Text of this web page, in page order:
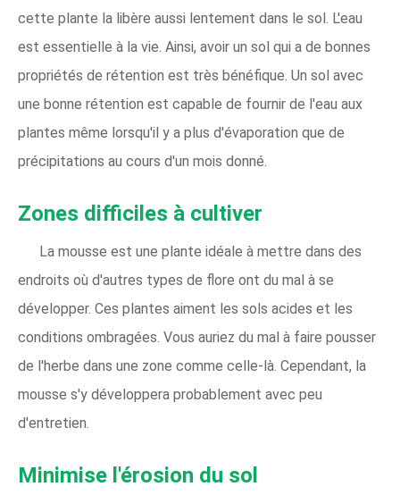
cette plante la libère aussi lentement dans le sol. L'eau
est essentielle à la vie. Ainsi, avoir un sol qui a de bonnes
propriétés de rétention est très bénéfique. Un sol avec
une bonne rétention est capable de fournir de l'eau aux
plantes même lorsqu'il y a plus d'évaporation que de
précipitations au cours d'un mois donné.
Zones difficiles à cultiver
La mousse est une plante idéale à mettre dans des
endroits où d'autres types de flore ont du mal à se
développer. Ces plantes aiment les sols acides et les
conditions ombragées. Vous auriez du mal à faire pousser
de l'herbe dans une zone comme celle-là. Cependant, la
mousse s'y développera probablement avec peu
d'entretien.
Minimise l'érosion du sol